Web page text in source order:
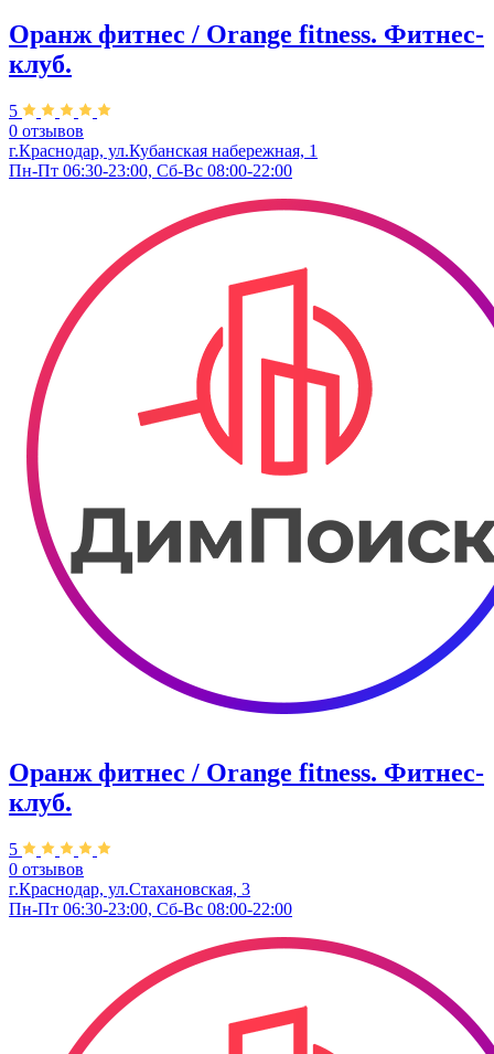
Оранж фитнес / Orange fitness. Фитнес-
клуб.
5
0 отзывов
г.Краснодар, ул.Кубанская набережная, 1
Пн-Пт 06:30-23:00, Сб-Вс 08:00-22:00
Оранж фитнес / Orange fitness. Фитнес-
клуб.
5
0 отзывов
г.Краснодар, ул.Стахановская, 3
Пн-Пт 06:30-23:00, Сб-Вс 08:00-22:00